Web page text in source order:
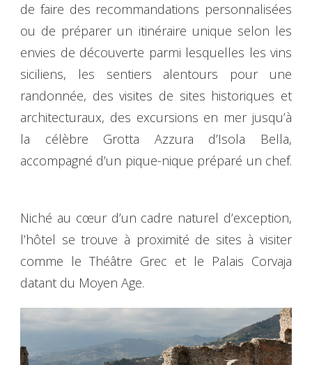
de faire des recommandations personnalisées
ou de préparer un itinéraire unique selon les
envies de découverte parmi lesquelles les vins
siciliens, les sentiers alentours pour une
randonnée, des visites de sites historiques et
architecturaux, des excursions en mer jusqu’à
la célèbre Grotta Azzura d’Isola Bella,
accompagné d’un pique-nique préparé un chef.
Niché au cœur d’un cadre naturel d’exception,
l’hôtel se trouve à proximité de sites à visiter
comme le Théâtre Grec et le Palais Corvaja
datant du Moyen Age.